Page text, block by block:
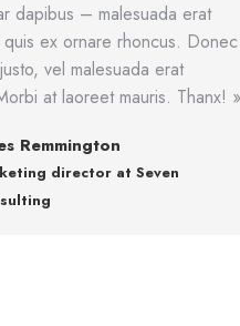
dapibus – malesuada erat
quis ex ornare rhoncus. Donec
vel malesuada erat
at laoreet mauris. Thanx! »
Remmington
director at Seven